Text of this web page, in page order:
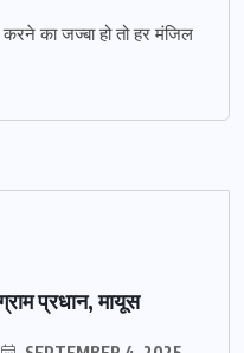
का जज्बा हो तो हर मंजिल
प्रधान, मायूस